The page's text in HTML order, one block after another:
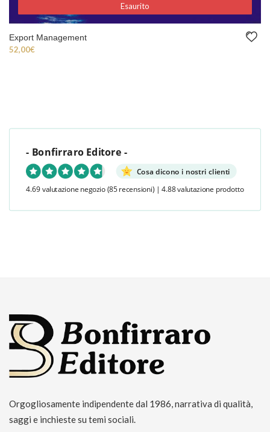
Esaurito
Esaurito
Export Management
52,00€
- Bonfirraro Editore -
Cosa dicono i nostri clienti
4.69 valutazione negozio (85 recensioni) | 4.88 valutazione prodotto
Orgogliosamente indipendente dal 1986, narrativa di qualità,
saggi e inchieste su temi sociali.